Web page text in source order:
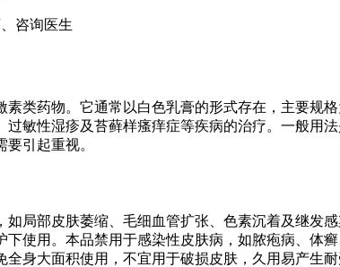
咨询医生
类药物。它通常以白色乳膏的形式存在，主要规
敏性湿疹及苔藓样瘙痒症等疾病的治疗。一般用
引起重视。
局部皮肤萎缩、毛细血管扩张、色素沉着及继发
使用。本品禁用于感染性皮肤病，如脓疱病、体
身大面积使用，不宜用于破损皮肤，久用易产生